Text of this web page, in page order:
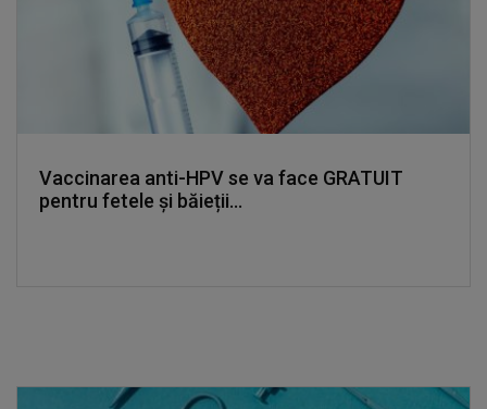
Vaccinarea anti-HPV se va face GRATUIT
pentru fetele și băieții...